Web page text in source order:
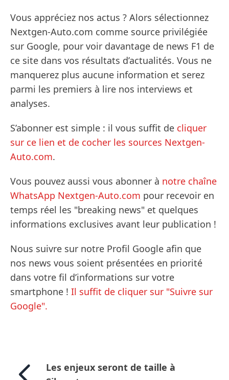
Vous appréciez nos actus ? Alors sélectionnez
Nextgen-Auto.com comme source privilégiée
sur Google, pour voir davantage de news F1 de
ce site dans vos résultats d’actualités. Vous ne
manquerez plus aucune information et serez
parmi les premiers à lire nos interviews et
analyses.
S’abonner est simple : il vous suffit de cliquer
sur ce lien et de cocher les sources Nextgen-
Auto.com.
Vous pouvez aussi vous abonner à notre chaîne
WhatsApp Nextgen-Auto.com pour recevoir en
temps réel les "breaking news" et quelques
informations exclusives avant leur publication !
Nous suivre sur notre Profil Google afin que
nos news vous soient présentées en priorité
dans votre fil d’informations sur votre
smartphone ! Il suffit de cliquer sur "Suivre sur
Google".
Les enjeux seront de taille à